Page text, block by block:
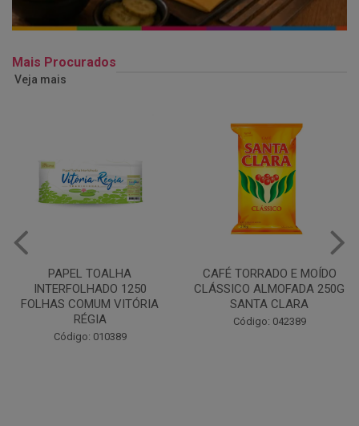
Mais Procurados
Veja mais
CAFÉ TORRADO E MOÍDO
CLÁSSICO ALMOFADA 250G
SANTA CLARA
Código: 042389
Copo Plástico Branco 180ml
Pacote c/100 - Cristalcopo
Código: 031413